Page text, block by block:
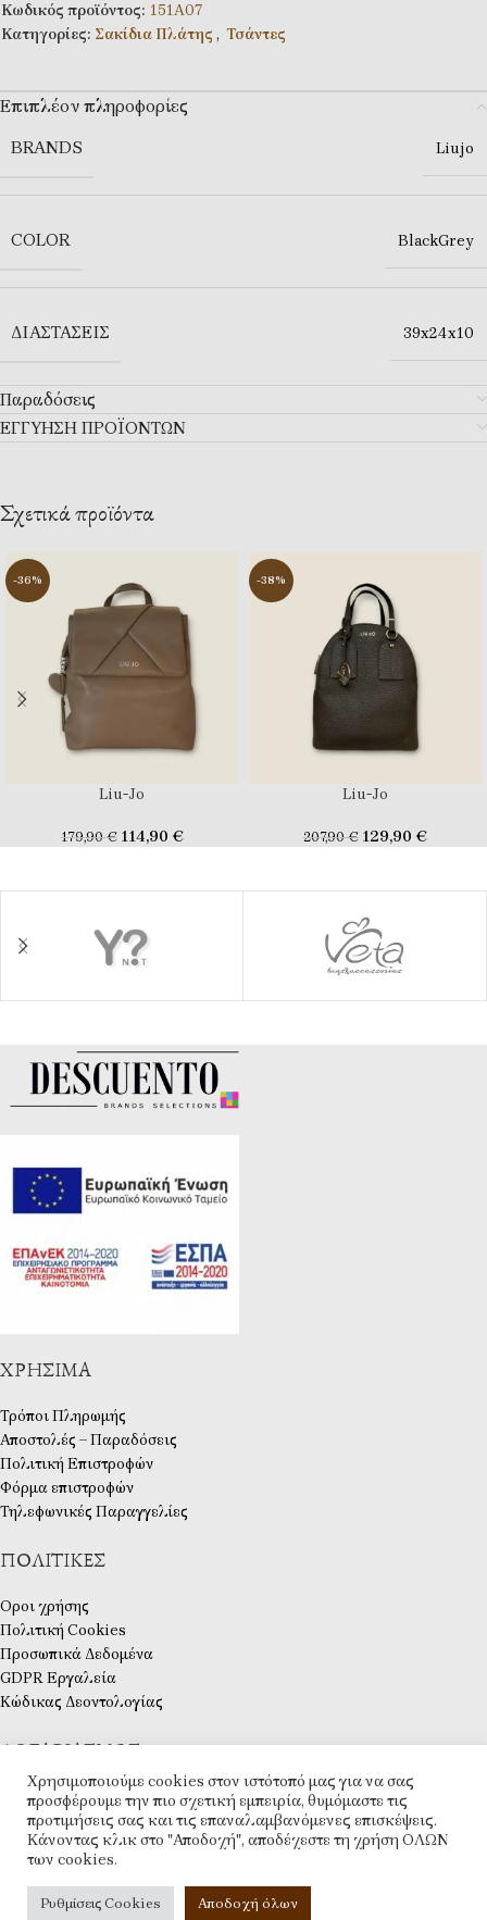
Κωδικός προϊόντος: 151Α07
Κατηγορίες: Σακίδια Πλάτης , Τσάντες
Επιπλέον πληροφορίες
BRANDS
Liujo
COLOR BlackGrey
ΔΙΑΣΤΆΣΕΙΣ 39x24x10
Παραδόσεις
ΕΓΓΥΗΣΗ ΠΡΟΪΟΝΤΩΝ
Σχετικά προϊόντα
-36%
Liu-Jo
179,90€ 114,90 €
-38%
Liu-Jo
207,90€ 129,90 €
ΧΡΉΣΙΜΑ
Τρόποι Πληρωμής
Αποστολές – Παραδόσεις
Πολιτική Επιστροφών
Φόρμα επιστροφών
Τηλεφωνικές Παραγγελίες
ΠΟΛΙΤΙΚΈΣ
Οροι χρήσης
Πολιτική Cookies
Προσωπικά Δεδομένα
GDPR Εργαλεία
Κώδικας Δεοντολογίας
ΛΟΓΑΡΙΑΣΜΌΣ
Ο λογαριασμός μου
Ταμείο
Λίστα Επιθυμιών
Επικοινωνία
2025 CREATED BY
Χρησιμοποιούμε cookies στον ιστότοπό μας για να σας
προσφέρουμε την πιο σχετική εμπειρία, θυμόμαστε τις
προτιμήσεις σας και τις επαναλαμβανόμενες επισκέψεις.
Κάνοντας κλικ στο "Αποδοχή", αποδέχεστε τη χρήση ΟΛΩΝ
των cookies.
Ρυθμίσεις Cookies Αποδοχή όλων